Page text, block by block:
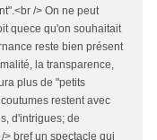
/> On ne peut
quece qu'on souhaitait
reste bien présent
la transparence,
plus de "petits
restent avec
d'intrigues; de
> bref un spectacle qui